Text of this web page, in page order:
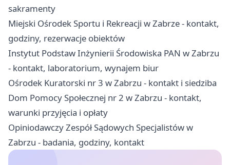
sakramenty
Miejski Ośrodek Sportu i Rekreacji w Zabrze - kontakt,
godziny, rezerwacje obiektów
Instytut Podstaw Inżynierii Środowiska PAN w Zabrzu
- kontakt, laboratorium, wynajem biur
Ośrodek Kuratorski nr 3 w Zabrzu - kontakt i siedziba
Dom Pomocy Społecznej nr 2 w Zabrzu - kontakt,
warunki przyjęcia i opłaty
Opiniodawczy Zespół Sądowych Specjalistów w
Zabrzu - badania, godziny, kontakt